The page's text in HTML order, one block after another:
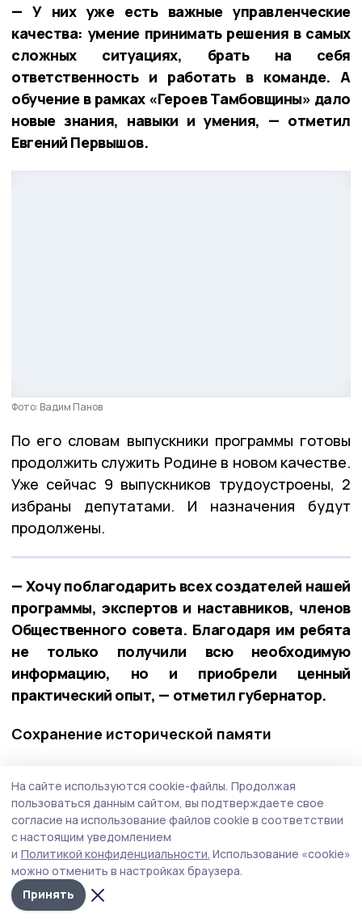
— У них уже есть важные управленческие
качества: умение принимать решения в самых
сложных ситуациях, брать на себя
ответственность и работать в команде. А
обучение в рамках «Героев Тамбовщины» дало
новые знания, навыки и умения, — отметил
Евгений Первышов.
Фото: Вадим Панов
По его словам выпускники программы готовы
продолжить служить Родине в новом качестве.
Уже сейчас 9 выпускников трудоустроены, 2
избраны депутатами. И назначения будут
продолжены.
— Хочу поблагодарить всех создателей нашей
программы, экспертов и наставников, членов
Общественного совета. Благодаря им ребята
не только получили всю необходимую
информацию, но и приобрели ценный
практический опыт, — отметил губернатор.
Сохранение исторической памяти
первое заседание Попечительского совета
регионального отделения Российского
военно-исторического общества в Тамбовской
области. В апреле председатель РВИО
Владимир Мединский предложил Евгению
Первышову возглавить этот совет.
На сайте используются cookie-файлы. Продолжая
пользоваться данным сайтом, вы подтверждаете свое
согласие на использование файлов cookie в соответствии
с настоящим уведомлением
и Политикой конфиденциальности. Использование «cookie»
можно отменить в настройках браузера.
Принять